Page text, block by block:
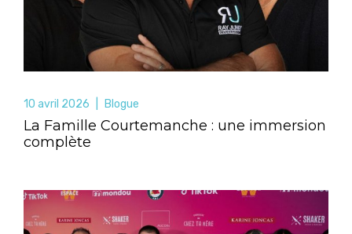
10 avril 2026 Blogue
La Famille Courtemanche : une immersion
complète